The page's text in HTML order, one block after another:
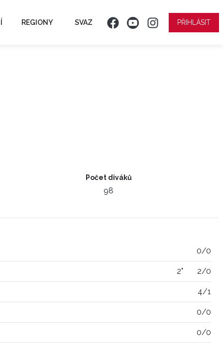
REGIONY SVAZ PŘIHLÁSIT
Počet diváků
98
0/0
2" 2/0
4/1
0/0
0/0